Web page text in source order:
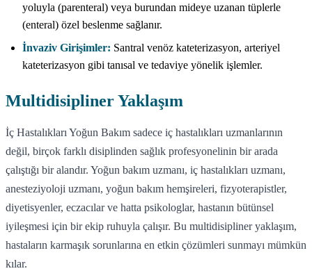
yoluyla (parenteral) veya burundan mideye uzanan tüplerle
(enteral) özel beslenme sağlanır.
İnvaziv Girişimler: Santral venöz kateterizasyon, arteriyel
kateterizasyon gibi tanısal ve tedaviye yönelik işlemler.
Multidisipliner Yaklaşım
İç Hastalıkları Yoğun Bakım sadece iç hastalıkları uzmanlarının
değil, birçok farklı disiplinden sağlık profesyonelinin bir arada
çalıştığı bir alandır. Yoğun bakım uzmanı, iç hastalıkları uzmanı,
anesteziyoloji uzmanı, yoğun bakım hemşireleri, fizyoterapistler,
diyetisyenler, eczacılar ve hatta psikologlar, hastanın bütünsel
iyileşmesi için bir ekip ruhuyla çalışır. Bu multidisipliner yaklaşım,
hastaların karmaşık sorunlarına en etkin çözümleri sunmayı mümkün
kılar.